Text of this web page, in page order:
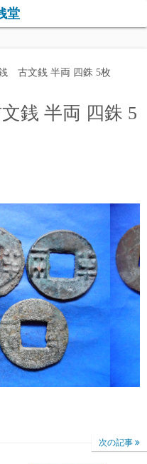
堂
古文銭 半両 四銖 5枚
銭 半両 四銖 5
次の記事